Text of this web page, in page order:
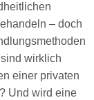
– doch
wirklich
einer privaten
Und wird eine